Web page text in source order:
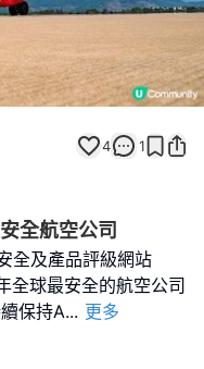
4 1
全航空公司
全及產品評級網站
全球最安全的航空公司
保持A... 更多